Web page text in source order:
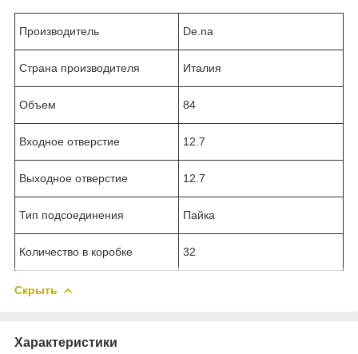
Производитель De.na
Страна производителя Италия
Объем 84
Входное отверстие 12.7
Выходное отверстие 12.7
Тип подсоединения Пайка
Количество в коробке 32
Скрыть
Характеристики